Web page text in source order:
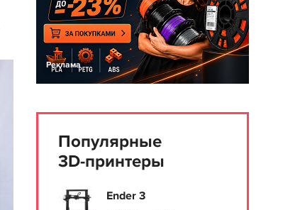
Реклама
Популярные
3D-принтеры
Ender 3